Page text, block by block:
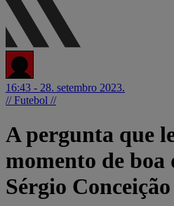
16:43 - 28. setembro 2023.
// Futebol //
A pergunta que
momento de boa
Sérgio Conceição